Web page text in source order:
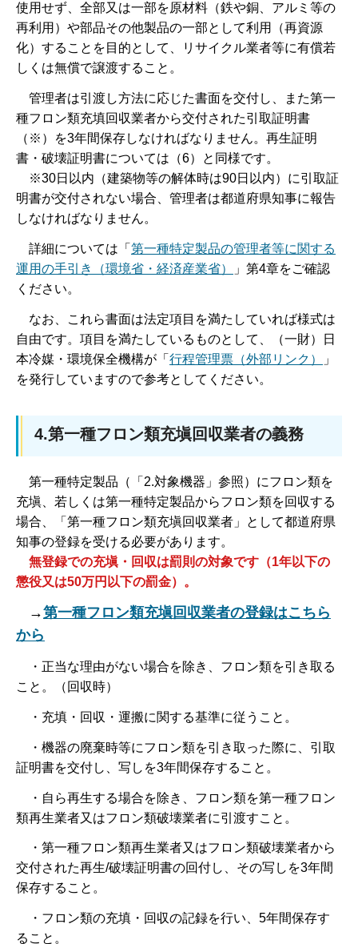
使用せず、全部又は一部を原材料（鉄や銅、アルミ等の
再利用）や部品その他製品の一部として利用（再資源
化）することを目的として、リサイクル業者等に有償若
しくは無償で譲渡すること。
管理者は引渡し方法に応じた書面を交付し、また第一
種フロン類充填回収業者から交付された引取証明書
（※）を3年間保存しなければなりません。再生証明
書・破壊証明書については（6）と同様です。
※30日以内（建築物等の解体時は90日以内）に引取証
明書が交付されない場合、管理者は都道府県知事に報告
しなければなりません。
詳細については「 第一種特定製品の管理者等に関する
運用の手引き（環境省・経済産業省）
」第4章をご確認
ください。
なお、これら書面は法定項目を満たしていれば様式は
自由です。項目を満たしているものとして、（一財）日
本冷媒・環境保全機構が「 行程管理票（外部リンク）
」
を発行していますので参考としてください。
4.第一種フロン類充塡回収業者の義務
第一種特定製品（「2.対象機器」参照）にフロン類を
充塡、若しくは第一種特定製品からフロン類を回収する
場合、「第一種フロン類充塡回収業者」として都道府県
知事の登録を受ける必要があります。
無登録での充塡・回収は罰則の対象です（1年以下の
懲役又は50万円以下の罰金）。
→第一種フロン類充塡回収業者の登録はこちら
から
・正当な理由がない場合を除き、フロン類を引き取る
こと。（回収時）
・充填・回収・運搬に関する基準に従うこと。
・機器の廃棄時等にフロン類を引き取った際に、引取
証明書を交付し、写しを3年間保存すること。
・自ら再生する場合を除き、フロン類を第一種フロン
類再生業者又はフロン類破壊業者に引渡すこと。
・第一種フロン類再生業者又はフロン類破壊業者から
交付された再生/破壊証明書の回付し、その写しを3年間
保存すること。
・フロン類の充填・回収の記録を行い、5年間保存す
ること。